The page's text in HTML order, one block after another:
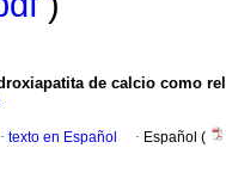
de calcio como
· texto en Español · Español (